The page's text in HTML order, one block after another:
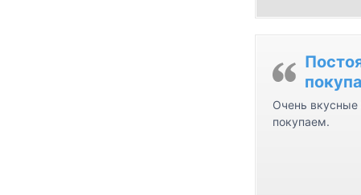
Очень вкусные
покупаем.